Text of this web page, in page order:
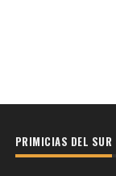
PRIMICIAS DEL SUR